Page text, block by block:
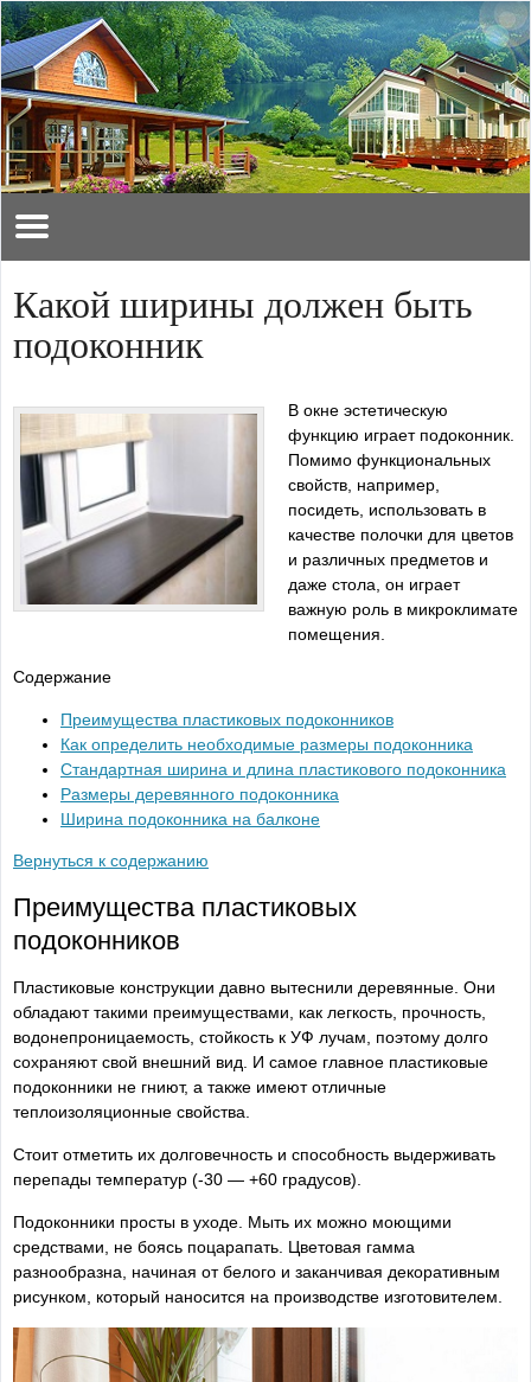
Какой ширины должен быть
подоконник
В окне эстетическую
функцию играет подоконник.
Помимо функциональных
свойств, например,
посидеть, использовать в
качестве полочки для цветов
и различных предметов и
даже стола, он играет
важную роль в микроклимате
помещения.
Содержание
Преимущества пластиковых подоконников
Как определить необходимые размеры подоконника
Стандартная ширина и длина пластикового подоконника
Размеры деревянного подоконника
Ширина подоконника на балконе
Вернуться к содержанию
Преимущества пластиковых
подоконников
Пластиковые конструкции давно вытеснили деревянные. Они
обладают такими преимуществами, как легкость, прочность,
водонепроницаемость, стойкость к УФ лучам, поэтому долго
сохраняют свой внешний вид. И самое главное пластиковые
подоконники не гниют, а также имеют отличные
теплоизоляционные свойства.
Стоит отметить их долговечность и способность выдерживать
перепады температур (-30 — +60 градусов).
Подоконники просты в уходе. Мыть их можно моющими
средствами, не боясь поцарапать. Цветовая гамма
разнообразна, начиная от белого и заканчивая декоративным
рисунком, который наносится на производстве изготовителем.